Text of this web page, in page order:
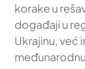
korake u
događaji u
Ukrajinu, već